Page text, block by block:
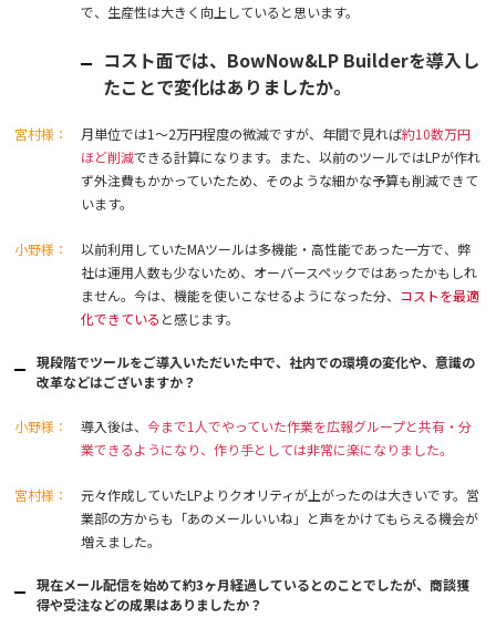
で、生産性は大きく向上していると思います。
コスト面では、BowNow&LP Builderを導入し
たことで変化はありましたか。
宮村様： 月単位では1〜2万円程度の微減ですが、年間で見れば約10数万円
ほど削減できる計算になります。また、以前のツールではLPが作れ
ず外注費もかかっていたため、そのような細かな予算も削減できて
います。
小野様：
以前利用していたMAツールは多機能・高性能であった一方で、弊
社は運用人数も少ないため、オーバースペックではあったかもしれ
ません。今は、機能を使いこなせるようになった分、 コストを最適
化できている と感じます。
現段階でツールをご導入いただいた中で、社内での環境の変化や、意識の
改革などはございますか？
小野様： 導入後は、今まで1人でやっていた作業を広報グループと共有・分
業できるようになり、作り手としては非常に楽になりました。
宮村様：
元々作成していたLPよりクオリティが上がったのは大きいです。営
業部の方からも「あのメールいいね」と声をかけてもらえる機会が
増えました。
現在メール配信を始めて約3ヶ月経過しているとのことでしたが、商談獲
得や受注などの成果はありましたか？